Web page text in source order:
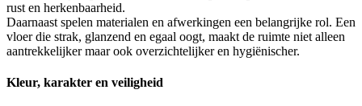
rust en herkenbaarheid.
Daarnaast spelen materialen en afwerkingen een belangrijke rol. Een
vloer die strak, glanzend en egaal oogt, maakt de ruimte niet alleen
aantrekkelijker maar ook overzichtelijker en hygiënischer.
Kleur, karakter en veiligheid